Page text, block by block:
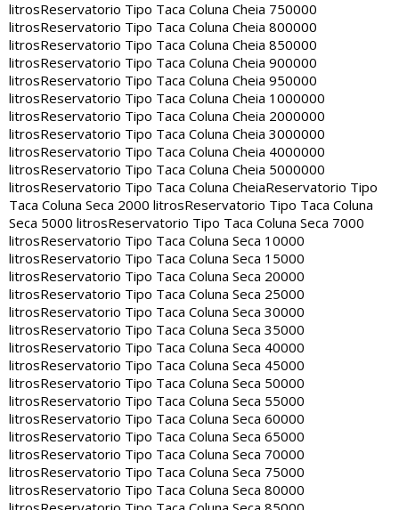
litrosReservatorio Tipo Taca Coluna Cheia 750000
litrosReservatorio Tipo Taca Coluna Cheia 800000
litrosReservatorio Tipo Taca Coluna Cheia 850000
litrosReservatorio Tipo Taca Coluna Cheia 900000
litrosReservatorio Tipo Taca Coluna Cheia 950000
litrosReservatorio Tipo Taca Coluna Cheia 1000000
litrosReservatorio Tipo Taca Coluna Cheia 2000000
litrosReservatorio Tipo Taca Coluna Cheia 3000000
litrosReservatorio Tipo Taca Coluna Cheia 4000000
litrosReservatorio Tipo Taca Coluna Cheia 5000000
litrosReservatorio Tipo Taca Coluna CheiaReservatorio Tipo
Taca Coluna Seca 2000 litrosReservatorio Tipo Taca Coluna
Seca 5000 litrosReservatorio Tipo Taca Coluna Seca 7000
litrosReservatorio Tipo Taca Coluna Seca 10000
litrosReservatorio Tipo Taca Coluna Seca 15000
litrosReservatorio Tipo Taca Coluna Seca 20000
litrosReservatorio Tipo Taca Coluna Seca 25000
litrosReservatorio Tipo Taca Coluna Seca 30000
litrosReservatorio Tipo Taca Coluna Seca 35000
litrosReservatorio Tipo Taca Coluna Seca 40000
litrosReservatorio Tipo Taca Coluna Seca 45000
litrosReservatorio Tipo Taca Coluna Seca 50000
litrosReservatorio Tipo Taca Coluna Seca 55000
litrosReservatorio Tipo Taca Coluna Seca 60000
litrosReservatorio Tipo Taca Coluna Seca 65000
litrosReservatorio Tipo Taca Coluna Seca 70000
litrosReservatorio Tipo Taca Coluna Seca 75000
litrosReservatorio Tipo Taca Coluna Seca 80000